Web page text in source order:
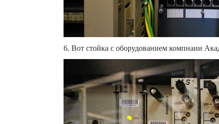
6. Вот стойка с оборудованием компнаии